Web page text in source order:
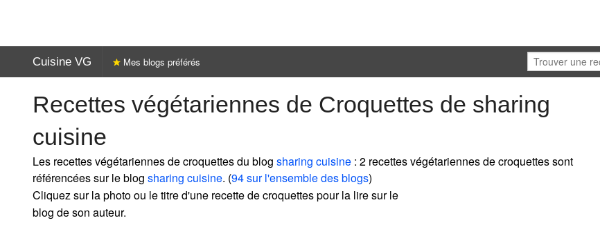
Cuisine VG Mes blogs préférés
Recettes végétariennes de Croquettes de sharing
cuisine
Les recettes végétariennes de croquettes du blog sharing cuisine : 2 recettes végétariennes de croquettes sont
référencées sur le blog sharing cuisine. (94 sur l'ensemble des blogs)
Cliquez sur la photo ou le titre d'une recette de croquettes pour la lire sur le
blog de son auteur.